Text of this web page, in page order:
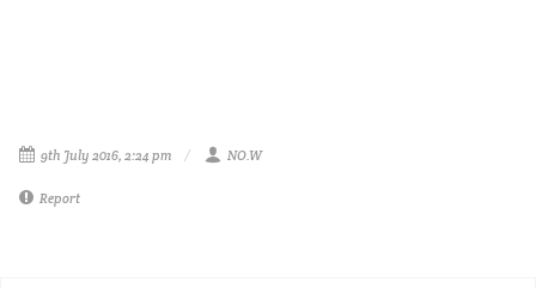
9th July 2016, 2:24 pm NO.W
Report